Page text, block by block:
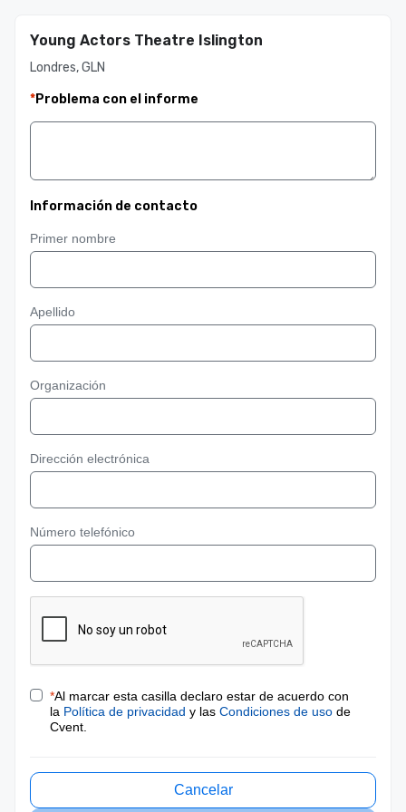
Young Actors Theatre Islington
Londres, GLN
*Problema con el informe
Información de contacto
Primer nombre
Apellido
Organización
Dirección electrónica
Número telefónico
*Al marcar esta casilla declaro estar de acuerdo con
la Política de privacidad y las Condiciones de uso de
Cvent.
Cancelar